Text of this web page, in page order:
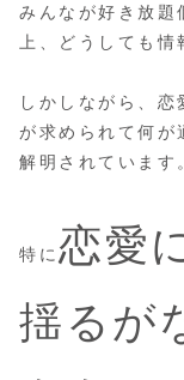
みんなが好き放題
上、どうしても情
しかしながら、
が求められて何が
解明されています
特に 恋愛
揺るが